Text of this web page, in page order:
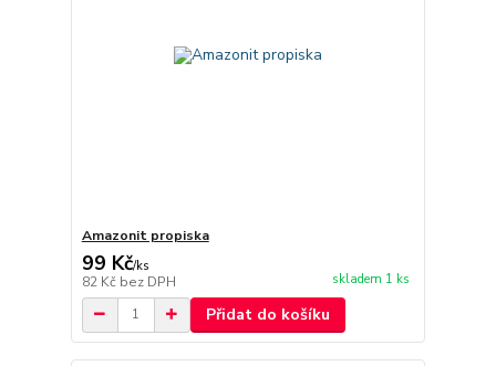
Amazonit propiska
99 Kč/ks
82 Kč bez DPH skladem 1 ks
Přidat do košíku